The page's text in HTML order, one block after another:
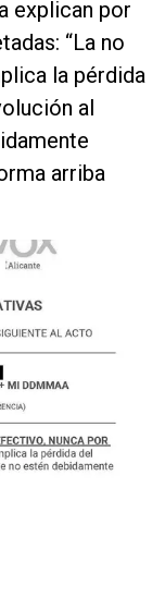
explican por
“La no
la pérdida
al
arriba